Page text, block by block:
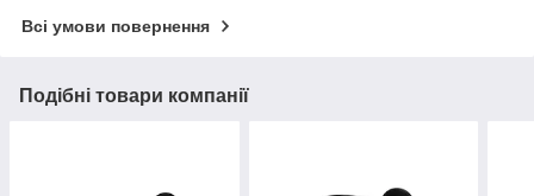
Всі умови повернення
Подібні товари компанії